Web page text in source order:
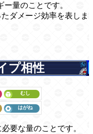
量のことです。
ダメージ効率を表しま
プ相性
要な量のことです。